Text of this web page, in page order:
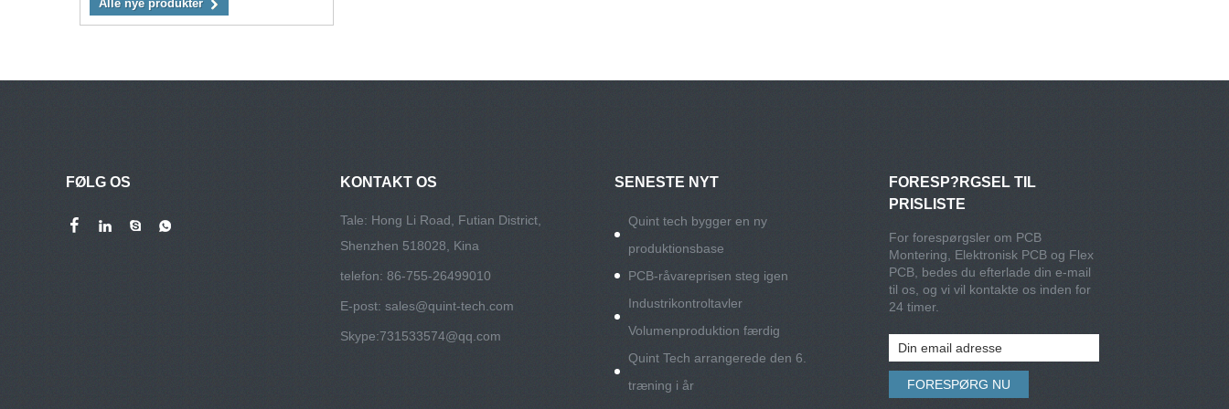
Alle nye produkter
FØLG OS KONTAKT OS
Tale: Hong Li Road, Futian District,
Shenzhen 518028, Kina
telefon: 86-755-26499010
E-post: sales@quint-tech.com
Skype:731533574@qq.com
SENESTE NYT
Quint tech bygger en ny
produktionsbase
PCB-råvareprisen steg igen
Industrikontroltavler
Volumenproduktion færdig
Quint Tech arrangerede den 6.
træning i år
FORESP?RGSEL TIL
PRISLISTE
For forespørgsler om PCB
Montering, Elektronisk PCB og Flex
PCB, bedes du efterlade din e-mail
til os, og vi vil kontakte os inden for
24 timer.